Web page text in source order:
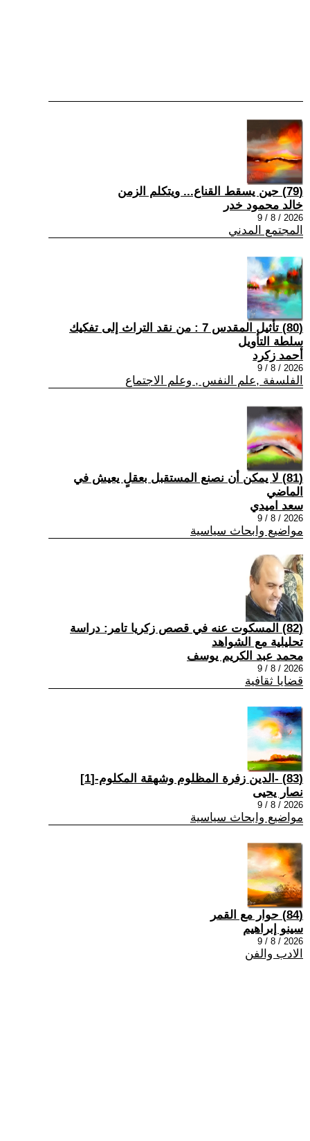
(79) حين يسقط القناع... ويتكلم الزمن
خالد محمود خدر
2026 / 8 / 9
المجتمع المدني
(80) تأثيل المقدس 7 : من نقد التراث إلى تفكيك
سلطة التأويل
أحمد زكرد
2026 / 8 / 9
الفلسفة ,علم النفس , وعلم الاجتماع
(81) لا يمكن أن نصنع المستقبل بعقلٍ يعيش في
الماضي
سعد اميدي
2026 / 8 / 9
مواضيع وابحاث سياسية
(82) المسكوت عنه في قصص زكريا تامر: دراسة
تحليلية مع الشواهد
محمد عبد الكريم يوسف
2026 / 8 / 9
قضايا ثقافية
(83) -الدين زفرة المظلوم وشهقة المكلوم-[1]
نصار يحيى
2026 / 8 / 9
مواضيع وابحاث سياسية
(84) حوار مع القمر
سينو إبراهيم
2026 / 8 / 9
الادب والفن